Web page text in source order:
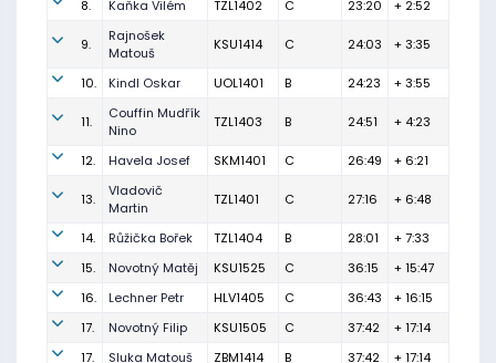
8. Kaňka Vilém TZL1402 C 23:20 + 2:52
9.
Rajnošek
Matouš
KSU1414 C 24:03 + 3:35
10. Kindl Oskar UOL1401 B 24:23 + 3:55
11.
Couffin Mudřík
Nino
TZL1403 B 24:51 + 4:23
12. Havela Josef SKM1401 C 26:49 + 6:21
13.
Vladovič
Martin
TZL1401 C 27:16 + 6:48
14. Růžička Bořek TZL1404 B 28:01
+ 7:33
15.
Novotný Matěj KSU1525 C 36:15
+ 15:47
16.
Lechner Petr HLV1405 C 36:43
+ 16:15
17.
Novotný Filip KSU1505 C 37:42
+ 17:14
17.
Sluka Matouš ZBM1414 B 37:42
+ 17:14